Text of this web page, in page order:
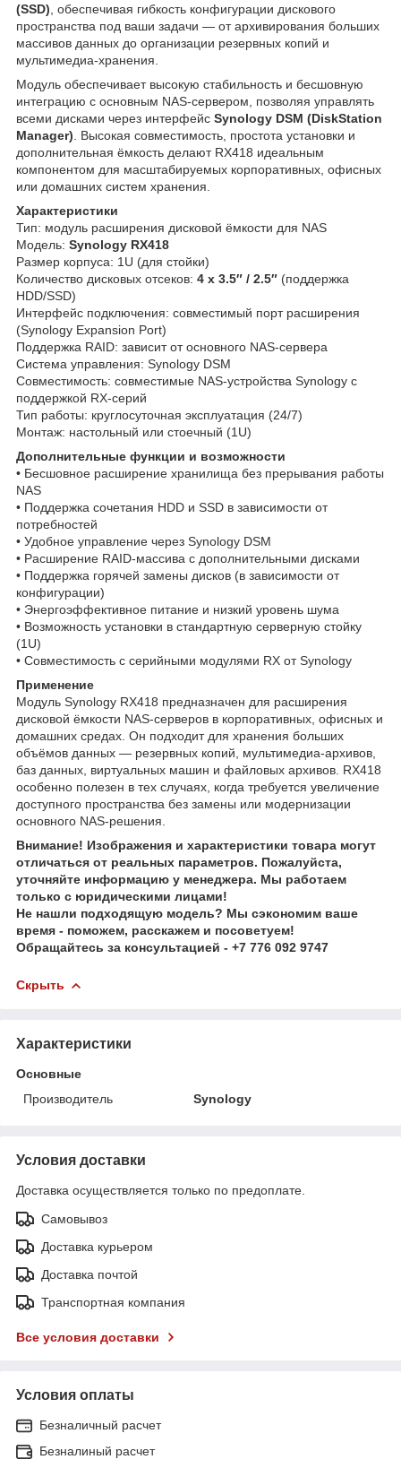
(SSD) , обеспечивая гибкость конфигурации дискового
пространства под ваши задачи — от архивирования больших
массивов данных до организации резервных копий и
мультимедиа‑хранения.
Модуль обеспечивает высокую стабильность и бесшовную
интеграцию с основным NAS‑сервером, позволяя управлять
всеми дисками через интерфейс Synology DSM (DiskStation
Manager) . Высокая совместимость, простота установки и
дополнительная ёмкость делают RX418 идеальным
компонентом для масштабируемых корпоративных, офисных
или домашних систем хранения.
Характеристики
Тип: модуль расширения дисковой ёмкости для NAS
Модель: Synology RX418
Размер корпуса: 1U (для стойки)
Количество дисковых отсеков: 4 x 3.5″ / 2.5″ (поддержка
HDD/SSD)
Интерфейс подключения: совместимый порт расширения
(Synology Expansion Port)
Поддержка RAID: зависит от основного NAS‑серверa
Система управления: Synology DSM
Совместимость: совместимые NAS‑устройства Synology с
поддержкой RX‑серий
Тип работы: круглосуточная эксплуатация (24/7)
Монтаж: настольный или стоечный (1U)
Дополнительные функции и возможности
• Бесшовное расширение хранилища без прерывания работы
NAS
• Поддержка сочетания HDD и SSD в зависимости от
потребностей
• Удобное управление через Synology DSM
• Расширение RAID‑массива с дополнительными дисками
• Поддержка горячей замены дисков (в зависимости от
конфигурации)
• Энергоэффективное питание и низкий уровень шума
• Возможность установки в стандартную серверную стойку
(1U)
• Совместимость с серийными модулями RX от Synology
Применение
Модуль Synology RX418 предназначен для расширения
дисковой ёмкости NAS‑серверов в корпоративных, офисных и
домашних средах. Он подходит для хранения больших
объёмов данных — резервных копий, мультимедиа‑архивов,
баз данных, виртуальных машин и файловых архивов. RX418
особенно полезен в тех случаях, когда требуется увеличение
доступного пространства без замены или модернизации
основного NAS‑решения.
Внимание! Изображения и характеристики товара могут
отличаться от реальных параметров. Пожалуйста,
уточняйте информацию у менеджера. Мы работаем
только с юридическими лицами!
Не нашли подходящую модель? Мы сэкономим ваше
время - поможем, расскажем и посоветуем!
Обращайтесь за консультацией - +7 776 092 9747
Скрыть
Характеристики
Основные
Производитель
Synology
Условия доставки
Доставка осуществляется только по предоплате.
Самовывоз
Доставка курьером
Доставка почтой
Транспортная компания
Все условия доставки
Условия оплаты
Безналичный расчет
Безналиный расчет